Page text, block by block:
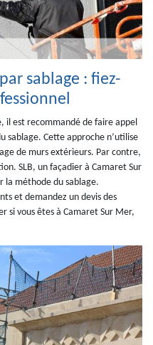
sablage : fiez-
il est recommandé de faire appel
sablage. Cette approche n’utilise
de murs extérieurs. Par contre,
SLB, un façadier à Camaret Sur
la méthode du sablage.
et demandez un devis des
si vous êtes à Camaret Sur Mer,